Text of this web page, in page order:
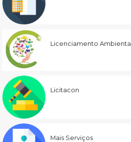
Licenciamento Ambiental
Licitacon
Mais Serviços